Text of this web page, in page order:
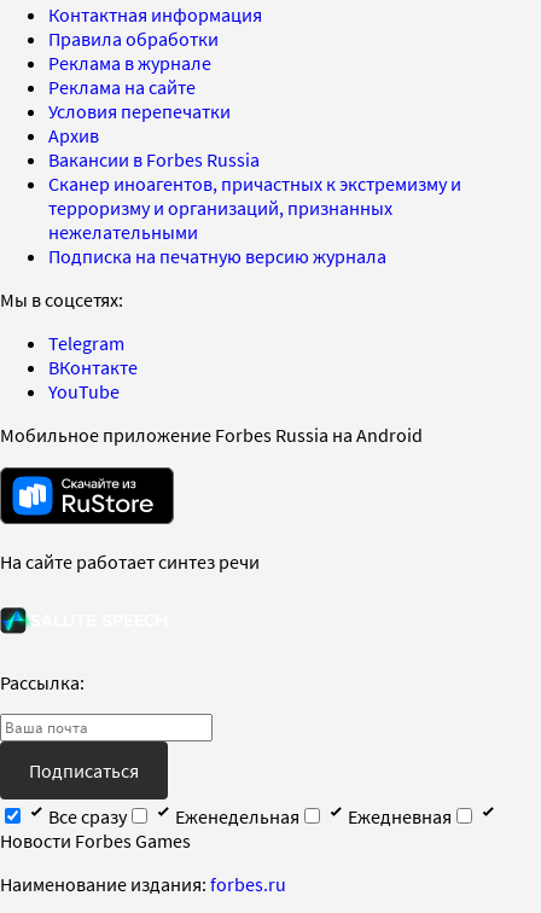
Контактная информация
Правила обработки
Реклама в журнале
Реклама на сайте
Условия перепечатки
Архив
Вакансии в Forbes Russia
Сканер иноагентов, причастных к экстремизму и
терроризму и организаций, признанных
нежелательными
Подписка на печатную версию журнала
Мы в соцсетях:
Telegram
ВКонтакте
YouTube
Мобильное приложение Forbes Russia на Android
На сайте работает синтез речи
Рассылка:
Подписаться
Все сразу
Еженедельная
Ежедневная
Новости Forbes Games
Наименование издания: forbes.ru